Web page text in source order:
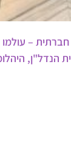
חברתית –
הנדל"ן,